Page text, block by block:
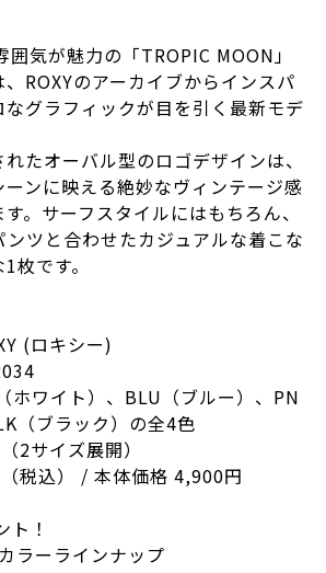
気が魅力の「TROPIC MOON」
ROXYのアーカイブからインスパ
グラフィックが目を引く最新モデ
たオーバル型のロゴデザインは、
ンに映える絶妙なヴィンテージ感
。サーフスタイルにはもちろん、
ツと合わせたカジュアルな着こな
枚です。
(ロキシー)
ホワイト）、BLU（ブルー）、PN
（ブラック）の全4色
2サイズ展開）
税込） / 本体価格 4,900円
！
ラーラインナップ